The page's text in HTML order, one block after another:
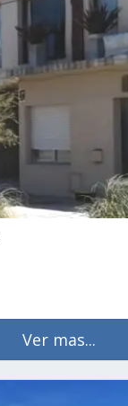
Ver mas...